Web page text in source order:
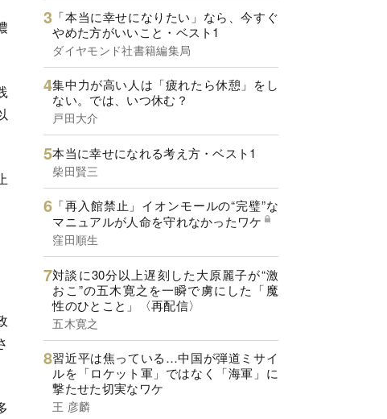
「本当に幸せになりたい」なら、今すぐ
やめた方がいいこと・ベスト1
ダイヤモンド社書籍編集局
集中力が高い人は「疲れたら休憩」をし
ない。では、いつ休む？
戸田大介
本当に幸せになれる考え方・ベスト1
柴田賢三
「再入館禁止」イオンモールの“完璧”な
マニュアルが人命を守れなかったワケ
窪田順生
対談に30分以上遅刻した大原麗子が“激
おこ”の五木寛之を一瞬で虜にした「魔
性のひとこと」〈再配信〉
五木寛之
習近平は焦っている…中国が弾道ミサイ
ルを「ロケット軍」ではなく「海軍」に
撃たせた切実なワケ
王 彦麟